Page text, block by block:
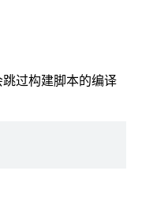
过构建脚本的编译